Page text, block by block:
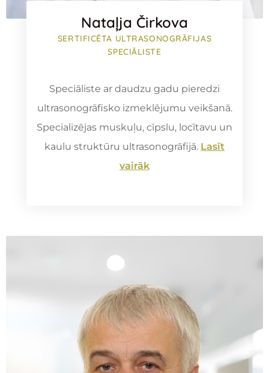
Nataļja Čirkova
SERTIFICĒTA ULTRASONOGRĀFIJAS
SPECIĀLISTE
Speciāliste ar daudzu gadu pieredzi
ultrasonogrāfisko izmeklējumu veikšanā.
Specializējas muskuļu, cīpslu, locītavu un
kaulu struktūru ultrasonogrāfijā. Lasīt
vairāk